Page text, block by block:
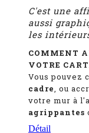
C'est une
aussi
les
COMMENT
VOTRE
Vous pouvez
cadre, ou
votre mur à
agrippantes
Détail